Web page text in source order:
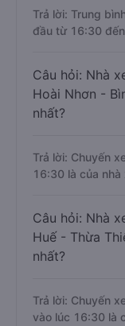
Trả lời: Trung
đầu từ 16:30
Câu hỏi: Nhà
Hoài Nhơn -
nhất?
Trả lời: Chuyến
16:30 là của nhà
Câu hỏi: Nhà
Huế - Thừa
nhất?
Trả lời: Chuyến
vào lúc 16:30 là